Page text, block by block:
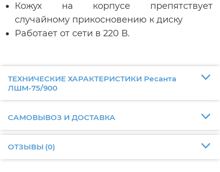
Кожух на корпусе препятствует
случайному прикосновению к диску
Работает от сети в 220 В.
ТЕХНИЧЕСКИЕ ХАРАКТЕРИСТИКИ Ресанта
ЛШМ-75/900
САМОВЫВОЗ И ДОСТАВКА
ОТЗЫВЫ (0)